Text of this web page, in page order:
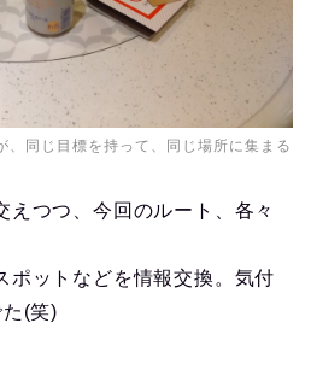
、同じ目標を持って、同じ場所に集まる
えつつ、今回のルート、各々
ポットなどを情報交換。気付
(笑)